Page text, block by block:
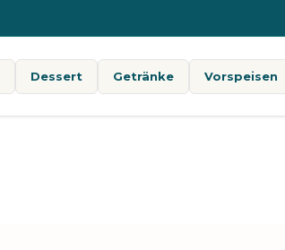
Dessert Getränke Vorspeisen